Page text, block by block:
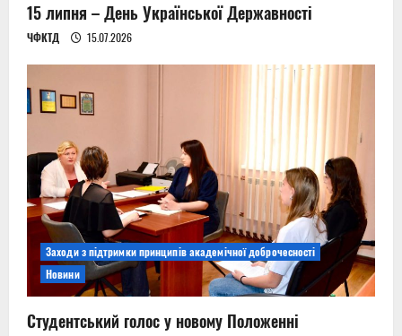
15 липня – День Української Державності
ЧФКТД 15.07.2026
Заходи з підтримки принципів академічної доброчесності
Новини
Студентський голос у новому Положенні